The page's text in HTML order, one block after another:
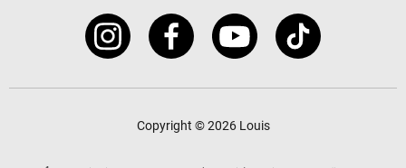
Copyright © 2026 Louis